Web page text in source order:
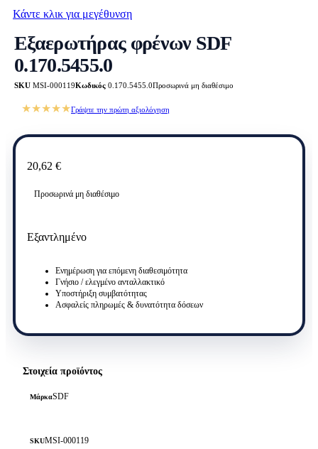
Κάντε κλικ για μεγέθυνση
Εξαερωτήρας φρένων SDF
0.170.5455.0
SKU MSI-000119Κωδικός 0.170.5455.0Προσωρινά μη διαθέσιμο
★★★★★Γράψτε την πρώτη αξιολόγηση
Στοιχεία προϊόντος
ΜάρκαSDF
SKUMSI-000119
20,62 €
Προσωρινά μη διαθέσιμο
Εξαντλημένο
Ενημέρωση για επόμενη διαθεσιμότητα
Γνήσιο / ελεγμένο ανταλλακτικό
Υποστήριξη συμβατότητας
Ασφαλείς πληρωμές & δυνατότητα δόσεων